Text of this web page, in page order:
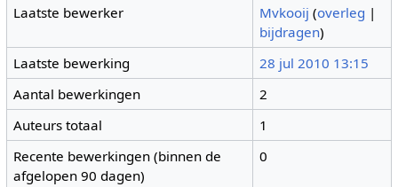
Laatste bewerker Mvkooij (overleg |
bijdragen)
Laatste bewerking
28 jul 2010 13:15
Aantal bewerkingen
2
Auteurs totaal
1
Recente bewerkingen (binnen de
afgelopen 90 dagen)
0